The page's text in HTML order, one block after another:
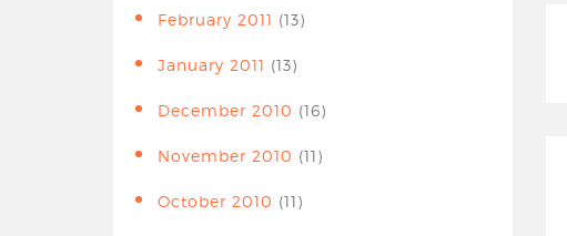
February 2011 (13)
January 2011 (13)
December 2010 (16)
November 2010 (11)
October 2010 (11)